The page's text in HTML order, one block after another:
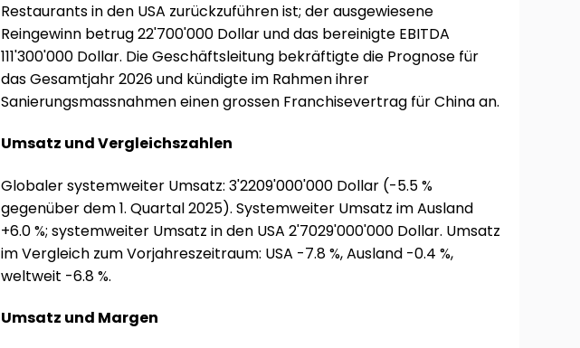
Restaurants in den USA zurückzuführen ist; der ausgewiesene
Reingewinn betrug 22'700'000 Dollar und das bereinigte EBITDA
111'300'000 Dollar. Die Geschäftsleitung bekräftigte die Prognose für
das Gesamtjahr 2026 und kündigte im Rahmen ihrer
Sanierungsmassnahmen einen grossen Franchisevertrag für China an.
Umsatz und Vergleichszahlen
Globaler systemweiter Umsatz: 3'2209'000'000 Dollar (-5.5 %
gegenüber dem 1. Quartal 2025). Systemweiter Umsatz im Ausland
+6.0 %; systemweiter Umsatz in den USA 2'7029'000'000 Dollar. Umsatz
im Vergleich zum Vorjahreszeitraum: USA -7.8 %, Ausland -0.4 %,
weltweit -6.8 %.
Umsatz und Margen